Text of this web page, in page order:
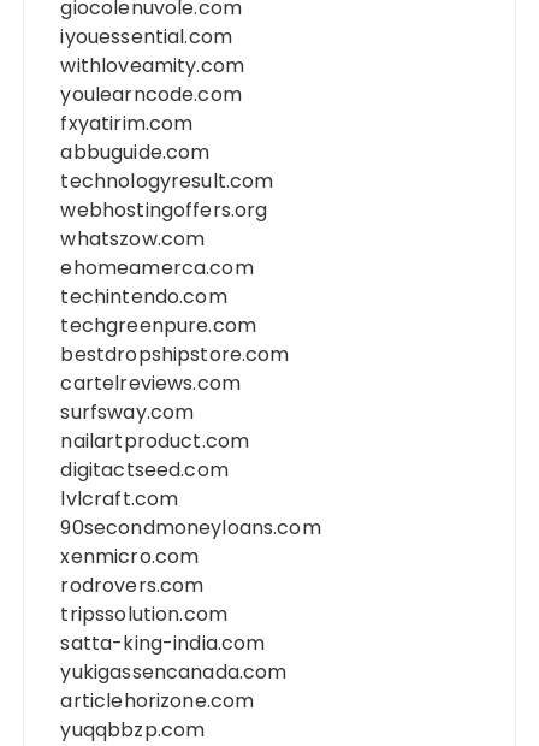
giocolenuvole.com
iyouessential.com
withloveamity.com
youlearncode.com
fxyatirim.com
abbuguide.com
technologyresult.com
webhostingoffers.org
whatszow.com
ehomeamerca.com
techintendo.com
techgreenpure.com
bestdropshipstore.com
cartelreviews.com
surfsway.com
nailartproduct.com
digitactseed.com
lvlcraft.com
90secondmoneyloans.com
xenmicro.com
rodrovers.com
tripssolution.com
satta-king-india.com
yukigassencanada.com
articlehorizone.com
yuqqbbzp.com